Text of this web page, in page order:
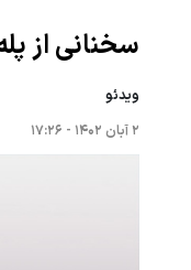
سخنانی از
ویدئو
۲ آبان ۱۴۰۲ - ۱۷:۲۶